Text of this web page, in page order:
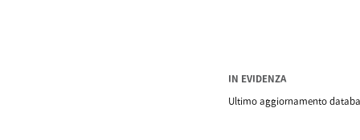
IN EVIDENZA
Ultimo aggiornamento